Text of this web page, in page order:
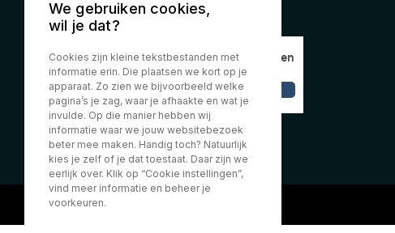
We gebruiken cookies,
wil je dat?
Cookies zijn kleine tekstbestanden met
informatie erin. Die plaatsen we kort op je
apparaat. Zo zien we bijvoorbeeld welke
pagina’s je zag, waar je afhaakte en wat je
invulde. Op die manier hebben wij
informatie waar we jouw websitebezoek
beter mee maken. Handig toch? Natuurlijk
kies je zelf of je dat toestaat. Daar zijn we
eerlijk over. Klik op “Cookie instellingen”,
vind meer informatie en beheer je
voorkeuren.